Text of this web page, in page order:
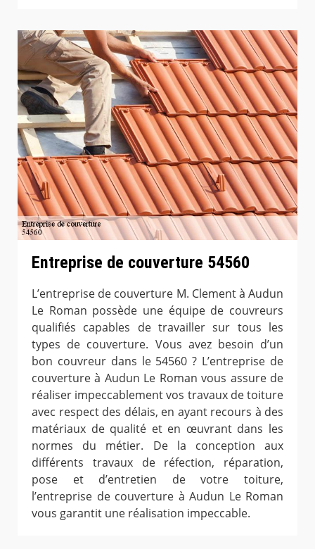
Entreprise de couverture 54560
L’entreprise de couverture M. Clement à Audun
Le Roman possède une équipe de couvreurs
qualifiés capables de travailler sur tous les
types de couverture. Vous avez besoin d’un
bon couvreur dans le 54560 ? L’entreprise de
couverture à Audun Le Roman vous assure de
réaliser impeccablement vos travaux de toiture
avec respect des délais, en ayant recours à des
matériaux de qualité et en œuvrant dans les
normes du métier. De la conception aux
différents travaux de réfection, réparation,
pose et d’entretien de votre toiture,
l’entreprise de couverture à Audun Le Roman
vous garantit une réalisation impeccable.